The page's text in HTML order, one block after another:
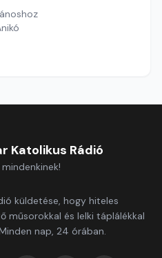
Katolikus Rádió
küldetése, hogy hiteles
műsorokkal és lelki táplálékkal
nap, 24 órában.